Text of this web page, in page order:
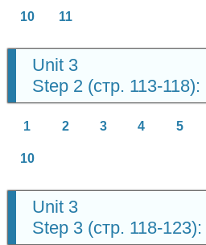
10 11
Unit 3
Step 2 (стр. 113-118):
1 2 3 4 5
10
Unit 3
Step 3 (стр. 118-123):